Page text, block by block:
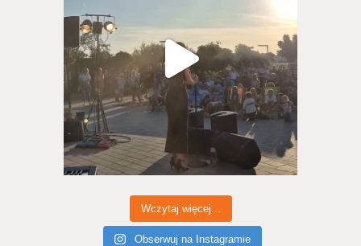
Wczytaj więcej...
Obserwuj na Instagramie